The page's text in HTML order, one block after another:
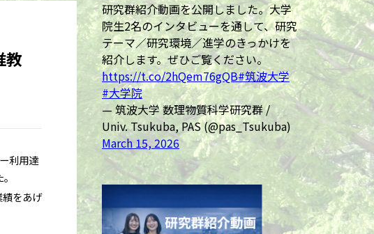
教
利用達
をあげ
研究群紹介動画を公開しました。大学
院生2名のインタビューを通して、研究
テーマ／研究環境／進学のきっかけを
紹介します。ぜひご覧ください。
https://t.co/2hQem76gQB#筑波大学
#大学院
— 筑波大学 数理物質科学研究群 /
Univ. Tsukuba, PAS (@pas_Tsukuba)
March 15, 2026